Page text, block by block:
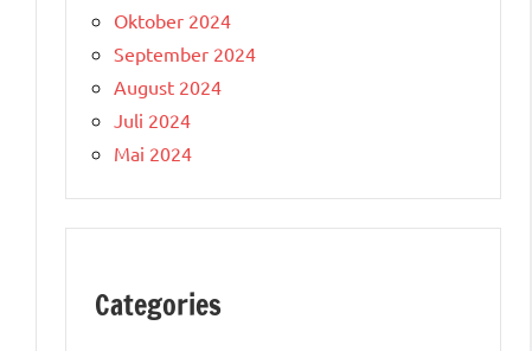
Oktober 2024
September 2024
August 2024
Juli 2024
Mai 2024
Categories